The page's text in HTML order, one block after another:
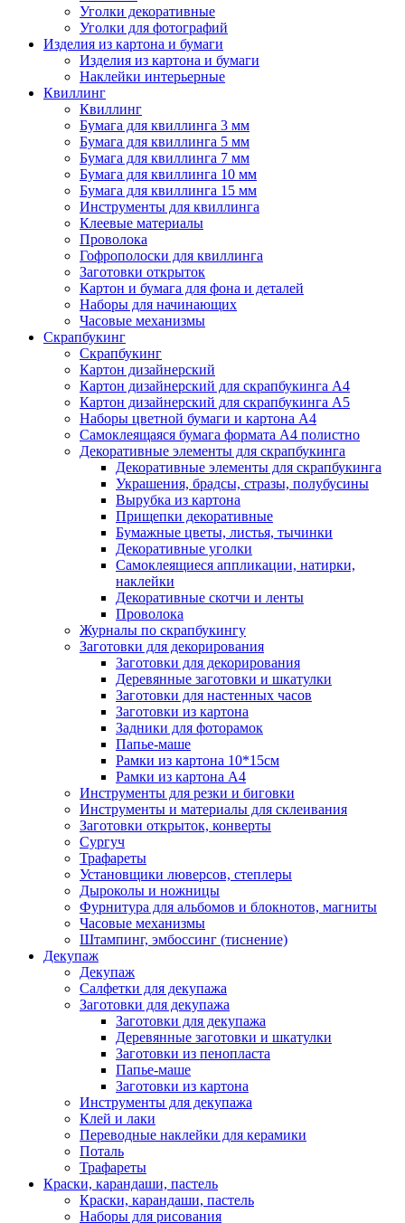
Уголки декоративные
Уголки для фотографий
Изделия из картона и бумаги
Изделия из картона и бумаги
Наклейки интерьерные
Квиллинг
Квиллинг
Бумага для квиллинга 3 мм
Бумага для квиллинга 5 мм
Бумага для квиллинга 7 мм
Бумага для квиллинга 10 мм
Бумага для квиллинга 15 мм
Инструменты для квиллинга
Клеевые материалы
Проволока
Гофрополоски для квиллинга
Заготовки открыток
Картон и бумага для фона и деталей
Наборы для начинающих
Часовые механизмы
Скрапбукинг
Скрапбукинг
Картон дизайнерский
Картон дизайнерский для скрапбукинга А4
Картон дизайнерский для скрапбукинга А5
Наборы цветной бумаги и картона А4
Самоклеящаяся бумага формата А4 полистно
Декоративные элементы для скрапбукинга
Декоративные элементы для скрапбукинга
Украшения, брадсы, стразы, полубусины
Вырубка из картона
Прищепки декоративные
Бумажные цветы, листья, тычинки
Декоративные уголки
Самоклеящиеся аппликации, натирки,
наклейки
Декоративные скотчи и ленты
Проволока
Журналы по скрапбукингу
Заготовки для декорирования
Заготовки для декорирования
Деревянные заготовки и шкатулки
Заготовки для настенных часов
Заготовки из картона
Задники для фоторамок
Папье-маше
Рамки из картона 10*15см
Рамки из картона А4
Инструменты для резки и биговки
Инструменты и материалы для склеивания
Заготовки открыток, конверты
Сургуч
Трафареты
Установщики люверсов, степлеры
Дыроколы и ножницы
Фурнитура для альбомов и блокнотов, магниты
Часовые механизмы
Штампинг, эмбоссинг (тиснение)
Декупаж
Декупаж
Салфетки для декупажа
Заготовки для декупажа
Заготовки для декупажа
Деревянные заготовки и шкатулки
Заготовки из пенопласта
Папье-маше
Заготовки из картона
Инструменты для декупажа
Клей и лаки
Переводные наклейки для керамики
Поталь
Трафареты
Краски, карандаши, пастель
Краски, карандаши, пастель
Наборы для рисования